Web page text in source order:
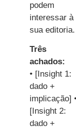
podem
interessar à
sua editoria.
Três
achados:
• [Insight 1:
dado +
implicação]
[Insight 2:
dado +